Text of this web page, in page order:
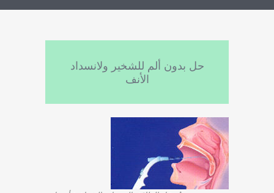
حل بدون ألم للشخير ولانسداد
الأنف